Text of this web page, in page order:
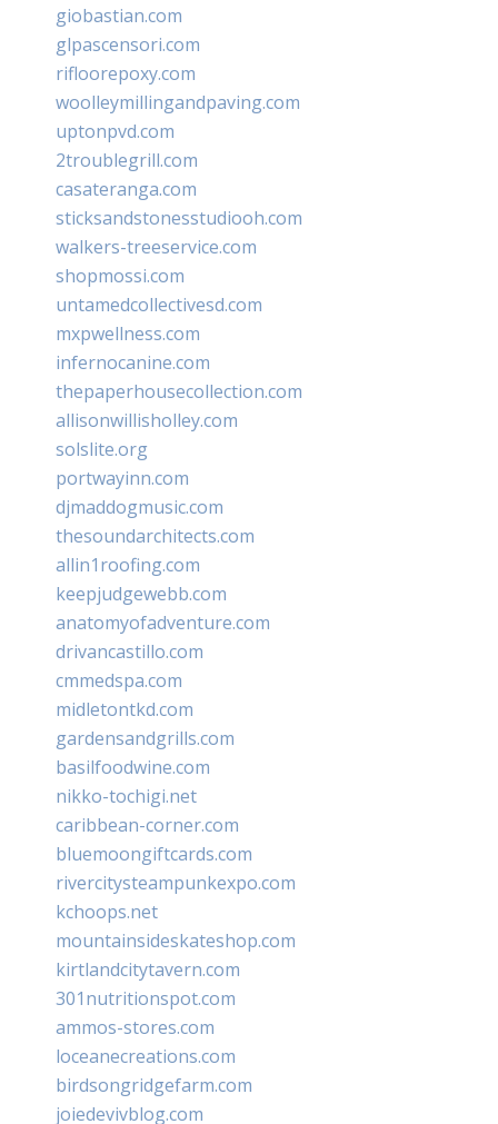
giobastian.com
glpascensori.com
rifloorepoxy.com
woolleymillingandpaving.com
uptonpvd.com
2troublegrill.com
casateranga.com
sticksandstonesstudiooh.com
walkers-treeservice.com
shopmossi.com
untamedcollectivesd.com
mxpwellness.com
infernocanine.com
thepaperhousecollection.com
allisonwillisholley.com
solslite.org
portwayinn.com
djmaddogmusic.com
thesoundarchitects.com
allin1roofing.com
keepjudgewebb.com
anatomyofadventure.com
drivancastillo.com
cmmedspa.com
midletontkd.com
gardensandgrills.com
basilfoodwine.com
nikko-tochigi.net
caribbean-corner.com
bluemoongiftcards.com
rivercitysteampunkexpo.com
kchoops.net
mountainsideskateshop.com
kirtlandcitytavern.com
301nutritionspot.com
ammos-stores.com
loceanecreations.com
birdsongridgefarm.com
joiedevivblog.com